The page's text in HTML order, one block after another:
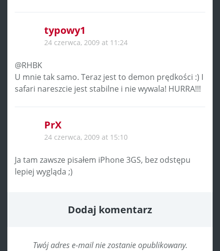
typowy1
24 czerwca, 2009 at 11:24
@RHBK
U mnie tak samo. Teraz jest to demon prędkości :) I
safari nareszcie jest stabilne i nie wywala! HURRA!!!
PrX
24 czerwca, 2009 at 15:10
Ja tam zawsze pisałem iPhone 3GS, bez odstępu
lepiej wygląda ;)
Dodaj komentarz
Twój adres e-mail nie zostanie opublikowany.